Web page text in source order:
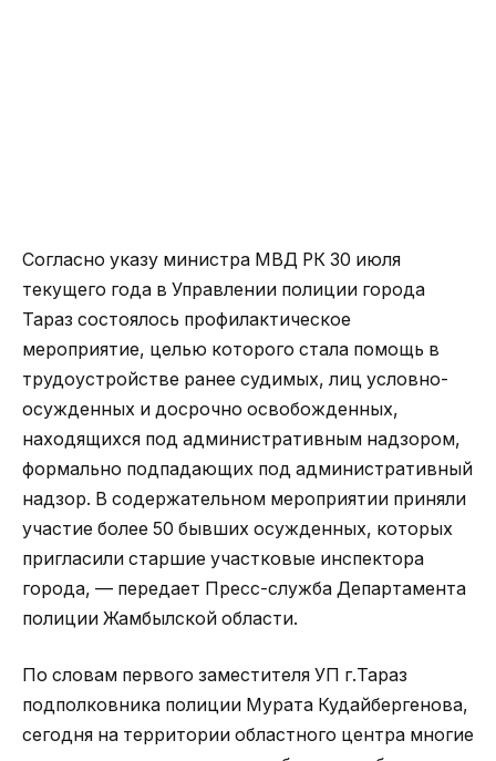
Согласно указу министра МВД РК 30 июля
текущего года в Управлении полиции города
Тараз состоялось профилактическое
мероприятие, целью которого стала помощь в
трудоустройстве ранее судимых, лиц условно-
осужденных и досрочно освобожденных,
находящихся под административным надзором,
формально подпадающих под административный
надзор. В содержательном мероприятии приняли
участие более 50 бывших осужденных, которых
пригласили старшие участковые инспектора
города, — передает Пресс-служба Департамента
полиции Жамбылской области.
По словам первого заместителя УП г.Тараз
подполковника полиции Мурата Кудайбергенова,
сегодня на территории областного центра многие